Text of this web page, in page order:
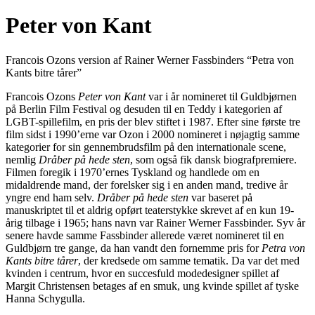
Peter von Kant
Francois Ozons version af Rainer Werner Fassbinders “Petra von
Kants bitre tårer”
Francois Ozons Peter von Kantvar i år nomineret til Guldbjørnen
på Berlin Film Festival og desuden til en Teddy i kategorien af
LGBT-spillefilm, en pris der blev stiftet i 1987. Efter sine første tre
film sidst i 1990’erne var Ozon i 2000 nomineret i nøjagtig samme
kategorier for sin gennembrudsfilm på den internationale scene,
nemlig Dråber på hede sten, som også fik dansk biografpremiere.
Filmen foregik i 1970’ernes Tyskland og handlede om en
midaldrende mand, der forelsker sig i en anden mand, tredive år
yngre end ham selv. Dråber på hede sten var baseret på
manuskriptet til et aldrig opført teaterstykke skrevet af en kun 19-
årig tilbage i 1965; hans navn var Rainer Werner Fassbinder. Syv år
senere havde samme Fassbinder allerede været nomineret til en
Guldbjørn tre gange, da han vandt den fornemme pris for Petra von
Kants bitre tårer, der kredsede om samme tematik. Da var det med
kvinden i centrum, hvor en succesfuld modedesigner spillet af
Margit Christensen betages af en smuk, ung kvinde spillet af tyske
Hanna Schygulla.